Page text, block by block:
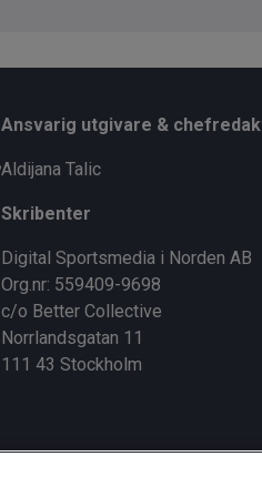
Ansvarig utgivare &
Aldijana Talic
Skribenter
Digital Sportsmedia i Norden AB
Org.nr: 559409-9698
c/o Better Collective
Norrlandsgatan 11
111 43 Stockholm